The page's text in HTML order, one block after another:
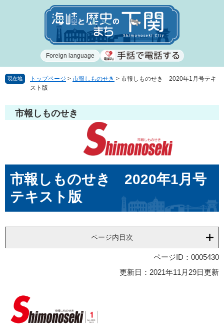
で
ば
へ
Foreign language
現在地 トップページ > 市報しものせき > 市報しものせき 2020年1月号テキ
スト版
市報しものせき
市報しものせき 2020年1月号
テキスト版
ページ内目次
ページID：0005430
更新日：2021年11月29日更新